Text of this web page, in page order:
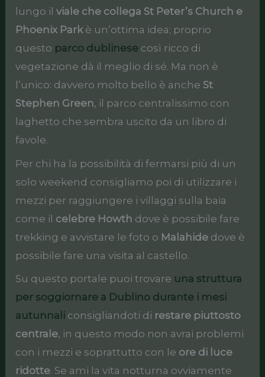
lungo ilviale che collega St Peter’s Church e
Phoenix Parkè un’ottima idea; proprio
questo parco dublinese così ricco di
vegetazione dà il meglio di sé. Ma non è
l’unico: davvero molto bello è anche St
Stephen Green, il parco centralissimo con
laghetto che sembra uscito da un libro di
favole.
Per chi ha la possibilità di fermarsi più di un
solo weekend consigliamo poi di utilizzare i
mezzi per raggiungere i villaggi sulla baia
come il celebre Howth dove è possibile fare
trekking e avvistare le foto o Malahide dove è
possibile fare una visita al castello.
Su questo portale puoi trovare una struttura
per soggiornare a Dublino durante i mesi
autunnali consigliandoti di restare piuttosto
centrale, in questo modo non avrai problemi
con i mezzi e soprattutto con le ore di luce
ridotte. Se ami la vita notturna ovviamente